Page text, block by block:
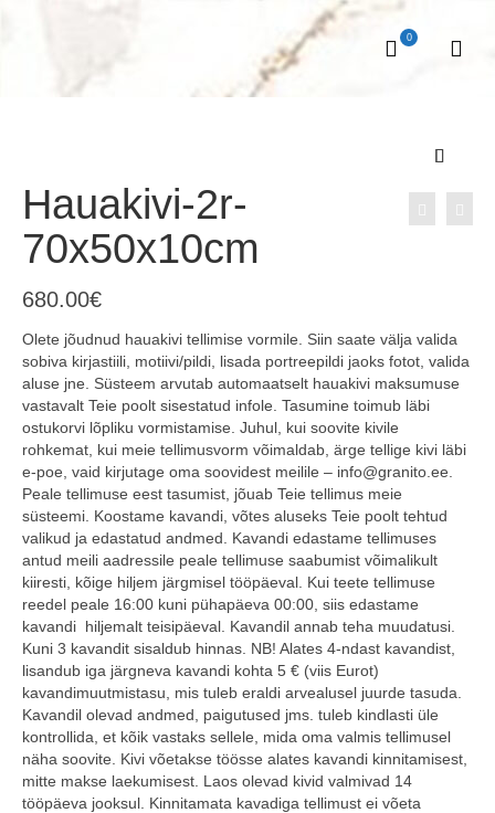
0
Hauakivi-2r-
70x50x10cm
680.00€
Olete jõudnud hauakivi tellimise vormile. Siin saate välja valida
sobiva kirjastiili, motiivi/pildi, lisada portreepildi jaoks fotot, valida
aluse jne. Süsteem arvutab automaatselt hauakivi maksumuse
vastavalt Teie poolt sisestatud infole. Tasumine toimub läbi
ostukorvi lõpliku vormistamise. Juhul, kui soovite kivile
rohkemat, kui meie tellimusvorm võimaldab, ärge tellige kivi läbi
e-poe, vaid kirjutage oma soovidest meilile – info@granito.ee.
Peale tellimuse eest tasumist, jõuab Teie tellimus meie
süsteemi. Koostame kavandi, võtes aluseks Teie poolt tehtud
valikud ja edastatud andmed. Kavandi edastame tellimuses
antud meili aadressile peale tellimuse saabumist võimalikult
kiiresti, kõige hiljem järgmisel tööpäeval. Kui teete tellimuse
reedel peale 16:00 kuni pühapäeva 00:00, siis edastame
kavandi hiljemalt teisipäeval. Kavandil annab teha muudatusi.
Kuni 3 kavandit sisaldub hinnas. NB! Alates 4-ndast kavandist,
lisandub iga järgneva kavandi kohta 5 € (viis Eurot)
kavandimuutmistasu, mis tuleb eraldi arvealusel juurde tasuda.
Kavandil olevad andmed, paigutused jms. tuleb kindlasti üle
kontrollida, et kõik vastaks sellele, mida oma valmis tellimusel
näha soovite. Kivi võetakse töösse alates kavandi kinnitamisest,
mitte makse laekumisest. Laos olevad kivid valmivad 14
tööpäeva jooksul. Kinnitamata kavadiga tellimust ei võeta